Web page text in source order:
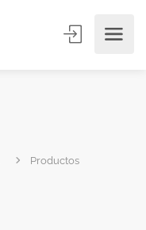
Productos